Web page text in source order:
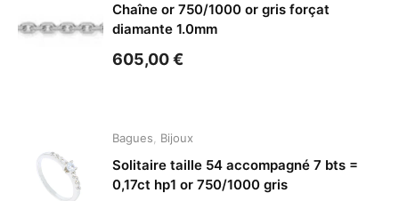
Chaîne or 750/1000 or gris forçat
diamante 1.0mm
605,00€
Bagues Bijoux
Solitaire taille 54 accompagné 7 bts =
0,17ct hp1 or 750/1000 gris